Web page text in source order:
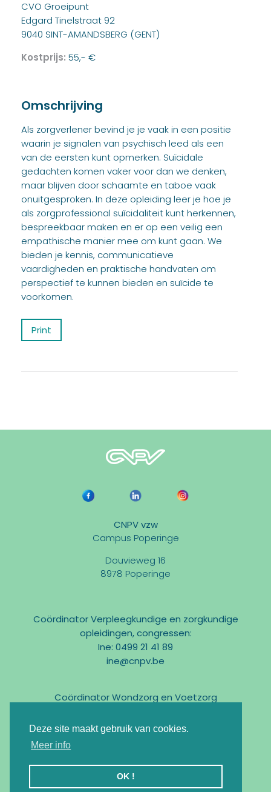
Deze site maakt gebruik van cookies.
Meer info
OK !
CVO Groeipunt
Edgard Tinelstraat 92
9040 SINT-AMANDSBERG (GENT)
Kostprijs: 55,- €
Omschrijving
Als zorgverlener bevind je je vaak in een positie
waarin je signalen van psychisch leed als een
van de eersten kunt opmerken. Suïcidale
gedachten komen vaker voor dan we denken,
maar blijven door schaamte en taboe vaak
onuitgesproken. In deze opleiding leer je hoe je
als zorgprofessional suïcidaliteit kunt herkennen,
bespreekbaar maken en er op een veilig een
empathische manier mee om kunt gaan. We
bieden je kennis, communicatieve
vaardigheden en praktische handvaten om
perspectief te kunnen bieden en suïcide te
voorkomen.
Print
CNPV vzw
Campus Poperinge
Douvieweg 16
8978 Poperinge
Coördinator Verpleegkundige en zorgkundige
opleidingen, congressen:
Ine: 0499 21 41 89
ine@cnpv.be
Coördinator Wondzorg en Voetzorg
marc@cnpv.be
Registratie KMO-Portefeuille : DV.O105524